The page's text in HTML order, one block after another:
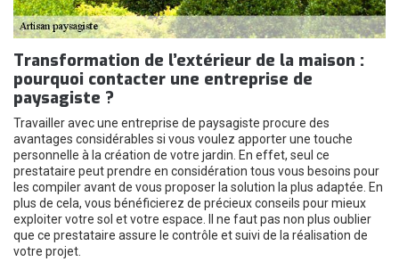
Transformation de l’extérieur de la maison :
pourquoi contacter une entreprise de
paysagiste ?
Travailler avec une entreprise de paysagiste procure des
avantages considérables si vous voulez apporter une touche
personnelle à la création de votre jardin. En effet, seul ce
prestataire peut prendre en considération tous vous besoins pour
les compiler avant de vous proposer la solution la plus adaptée. En
plus de cela, vous bénéficierez de précieux conseils pour mieux
exploiter votre sol et votre espace. Il ne faut pas non plus oublier
que ce prestataire assure le contrôle et suivi de la réalisation de
votre projet.